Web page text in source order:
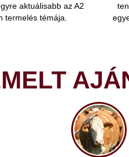
aktuálisabb az A2
termelés témája.